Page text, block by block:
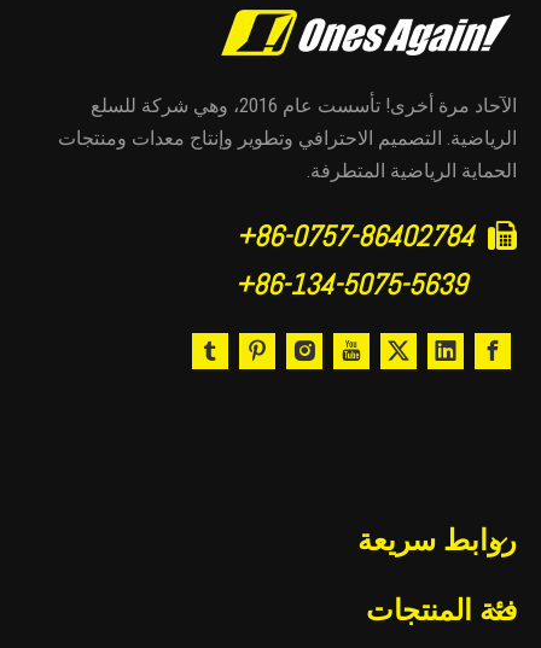
الآحاد مرة أخرى! تأسست عام 2016، وهي شركة للسلع
الرياضية. التصميم الاحترافي وتطوير وإنتاج معدات ومنتجات
الحماية الرياضية المتطرفة.

86-0757-86402784+
86-134-5075-5639+
روابط سريعة
فئة المنتجات